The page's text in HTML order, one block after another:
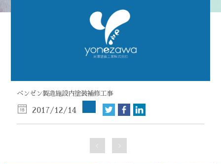
ベンゼン製造施設内塗装補修工事
2017/12/14